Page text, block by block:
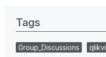
Tags
Group_Discussions